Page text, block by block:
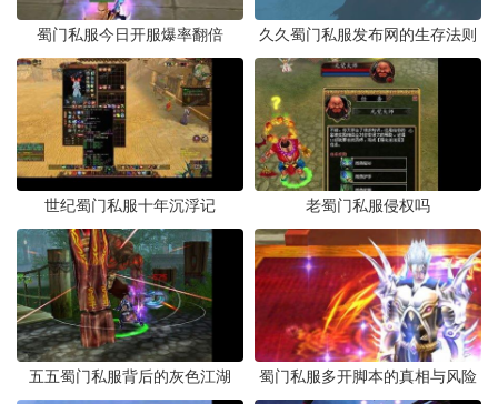
蜀门私服今日开服爆率翻倍 久久蜀门私服发布网的生存法则
世纪蜀门私服十年沉浮记 老蜀门私服侵权吗
五五蜀门私服背后的灰色江湖 蜀门私服多开脚本的真相与风险